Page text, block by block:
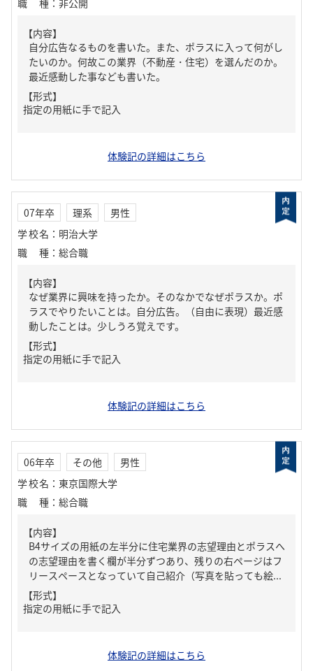
職種 ： 非公開
【内容】
自分広告なるものを書いた。また、ポラスに入って何がし
たいのか。何故この業界（不動産・住宅）を選んだのか。
最近感動した事なども書いた。
【形式】
指定の用紙に手で記入
体験記の詳細はこちら
07年卒 理系
男性
学校名 ： 明治大学
職種 ： 総合職
【内容】
なぜ業界に興味を持ったか。そのなかでなぜポラスか。ポ
ラスでやりたいことは。自分広告。（自由に表現）最近感
動したことは。少しうろ覚えです。
【形式】
指定の用紙に手で記入
体験記の詳細はこちら
06年卒 その他
男性
学校名 ： 東京国際大学
職種 ： 総合職
【内容】
B4サイズの用紙の左半分に住宅業界の志望理由とポラスへ
の志望理由を書く欄が半分ずつあり、残りの右ページはフ
リースペースとなっていて自己紹介（写真を貼っても絵...
【形式】
指定の用紙に手で記入
体験記の詳細はこちら